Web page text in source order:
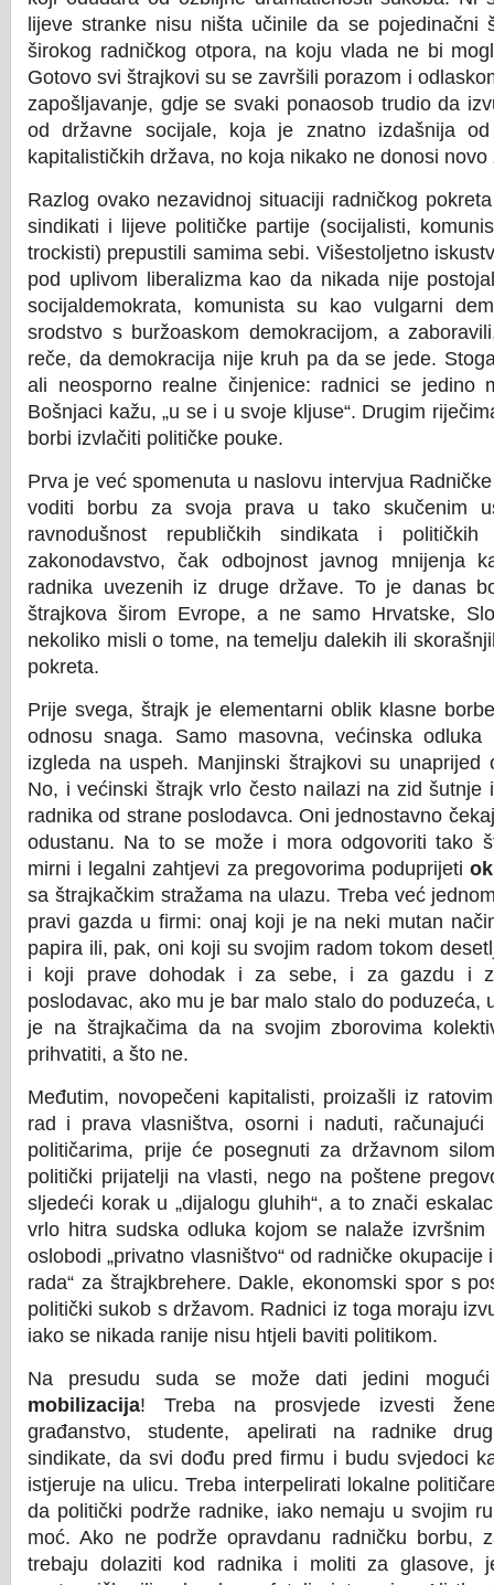
lijeve stranke nisu ništa učinile da se pojedinačni
širokog radničkog otpora, na koju vlada ne bi
Gotovo svi štrajkovi su se završili porazom i
zapošljavanje, gdje se svaki ponaosob trudio da
od državne socijale, koja je znatno izdašnija
kapitalističkih država, no koja nikako ne donosi novo
Razlog ovako nezavidnoj situaciji radničkog
sindikati i lijeve političke partije (socijalisti,
trockisti) prepustili samima sebi. Višestoljetno
pod uplivom liberalizma kao da nikada nije
socijaldemokrata, komunista su kao vulgarni
srodstvo s buržoaskom demokracijom, a
reče, da demokracija nije kruh pa da se jede.
ali neosporno realne činjenice: radnici se jedino
Bošnjaci kažu, „u se i u svoje kljuse“. Drugim
borbi izvlačiti političke pouke.
Prva je već spomenuta u naslovu intervjua
voditi borbu za svoja prava u tako skučenim
ravnodušnost republičkih sindikata i političkih
zakonodavstvo, čak odbojnost javnog mnijenja
radnika uvezenih iz druge države. To je danas
štrajkova širom Evrope, a ne samo Hrvatske,
nekoliko misli o tome, na temelju dalekih ili
pokreta.
Prije svega, štrajk je elementarni oblik klasne
odnosu snaga. Samo masovna, većinska odluka
izgleda na uspeh. Manjinski štrajkovi su unaprijed
No, i većinski štrajk vrlo često nailazi na zid šutnje
radnika od strane poslodavca. Oni jednostavno
odustanu. Na to se može i mora odgovoriti tako
mirni i legalni zahtjevi za pregovorima poduprijeti
sa štrajkačkim stražama na ulazu. Treba već
pravi gazda u firmi: onaj koji je na neki mutan
papira ili, pak, oni koji su svojim radom tokom
i koji prave dohodak i za sebe, i za gazdu i
poslodavac, ako mu je bar malo stalo do poduzeća,
je na štrajkačima da na svojim zborovima
prihvatiti, a što ne.
Međutim, novopečeni kapitalisti, proizašli iz
rad i prava vlasništva, osorni i naduti,
političarima, prije će posegnuti za državnom
politički prijatelji na vlasti, nego na poštene
sljedeći korak u „dijalogu gluhih“, a to znači
vrlo hitra sudska odluka kojom se nalaže izvršnim
oslobodi „privatno vlasništvo“ od radničke okupacije
rada“ za štrajkbrehere. Dakle, ekonomski spor s
politički sukob s državom. Radnici iz toga moraju
iako se nikada ranije nisu htjeli baviti politikom.
Na presudu suda se može dati jedini
mobilizacija! Treba na prosvjede izvesti
građanstvo, studente, apelirati na radnike
sindikate, da svi dođu pred firmu i budu svjedoci
istjeruje na ulicu. Treba interpelirati lokalne
da politički podrže radnike, iako nemaju u svojim
moć. Ako ne podrže opravdanu radničku borbu,
trebaju dolaziti kod radnika i moliti za glasove,